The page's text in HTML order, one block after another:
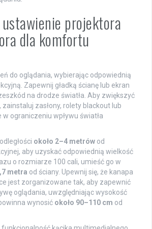
projektora
dla komfortu
do oglądania, wybierając odpowiednią
Zapewnij gładką ścianę lub ekran
na drodze światła. Aby zwiększyć
zasłony, rolety blackout lub
ograniczeniu wpływu światła
około 2–4 metrów od
aby uzyskać odpowiednią wielkość
o rozmiarze 100 cali, umieść go w
metra od ściany. Upewnij się, że kanapa
jest zorganizowane tak, aby zapewnić
oglądania, uwzględniając wysokość
wynosić około 90–110 cm od